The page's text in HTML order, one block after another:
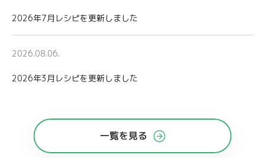
2026年7月レシピを更新しました
2026.08.06.
2026年3月レシピを更新しました
一覧を見る